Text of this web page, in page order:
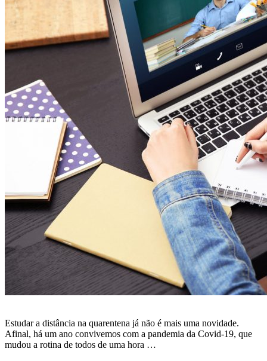
Estudar a distância na quarentena já não é mais uma novidade.
Afinal, há um ano convivemos com a pandemia da Covid-19, que
mudou a rotina de todos de uma hora …